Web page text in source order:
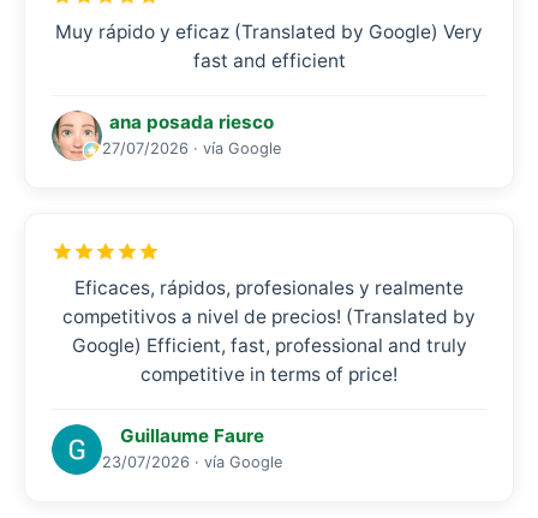
Muy rápido y eficaz (Translated by Google) Very
fast and efficient
ana posada riesco
27/07/2026 · vía Google
Eficaces, rápidos, profesionales y realmente
competitivos a nivel de precios! (Translated by
Google) Efficient, fast, professional and truly
competitive in terms of price!
Guillaume Faure
23/07/2026 · vía Google